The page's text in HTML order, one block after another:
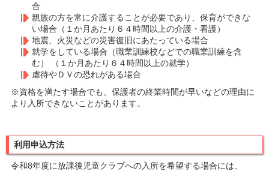
合
親族の方を常に介護することが必要であり、保育ができな
い場合（１か月あたり６４時間以上の介護・看護）
地震、火災などの災害復旧にあたっている場合
就学をしている場合（職業訓練校などでの職業訓練を含
む） （１か月あたり６４時間以上の就学）
虐待やＤＶの恐れがある場合
※資格を満たす場合でも、保護者の終業時間が早いなどの理由に
より入所できないことがあります。
利用申込方法
令和8年度に放課後児童クラブへの入所を希望する場合には、